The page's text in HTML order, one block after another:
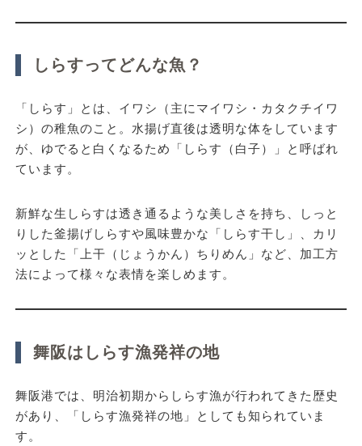
しらすってどんな魚？
「しらす」とは、 イワシ（主にマイワシ・カタクチイワ
シ）の稚魚のこと。水揚げ直後は透明な体をしています
が、ゆでると白くなるため「しらす（白子）」と呼ばれ
ています。
新鮮な生しらすは透き通るような美しさを持ち、しっと
りした釜揚げしらすや風味豊かな「しらす干し」、カリ
ッとした「上干（じょうかん）ちりめん」など、加工方
法によって様々な表情を楽しめます。
舞阪はしらす漁発祥の地
舞阪港では、 明治初期からしらす漁が行われてきた歴史
があり、「しらす漁発祥の地」としても知られていま
す。